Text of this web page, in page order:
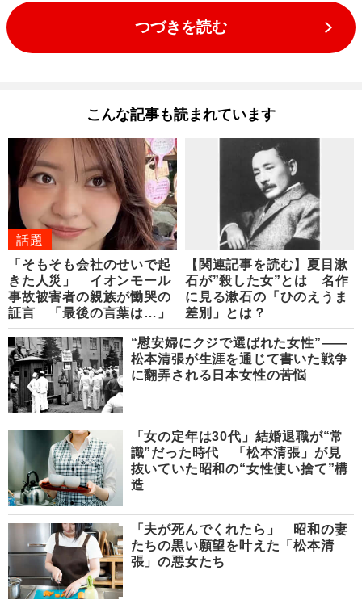
つづきを読む
こんな記事も読まれています
話題
「そもそも会社のせいで起
きた人災」 イオンモール
事故被害者の親族が慟哭の
証言 「最後の言葉は…」
【関連記事を読む】夏目漱
石が”殺した女”とは 名作
に見る漱石の「ひのえうま
差別」とは？
“慰安婦にクジで選ばれた女性”――
松本清張が生涯を通じて書いた戦争
に翻弄される日本女性の苦悩
「女の定年は30代」結婚退職が“常
識”だった時代 「松本清張」が見
抜いていた昭和の“女性使い捨て”構
造
「夫が死んでくれたら」 昭和の妻
たちの黒い願望を叶えた「松本清
張」の悪女たち